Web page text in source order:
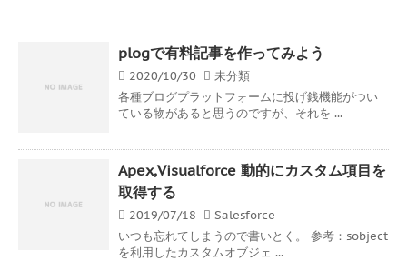
plogで有料記事を作ってみよう
2020/10/30
未分類
各種ブログプラットフォームに投げ銭機能がつい
ている物があると思うのですが、それを ...
Apex,Visualforce 動的にカスタム項目を
取得する
2019/07/18
Salesforce
いつも忘れてしまうので書いとく。 参考：sobject
を利用したカスタムオブジェ ...